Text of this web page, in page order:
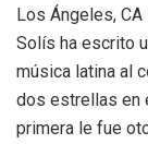
Los Ángeles,
Solís ha escrito
música latina al
dos estrellas en
primera le fue